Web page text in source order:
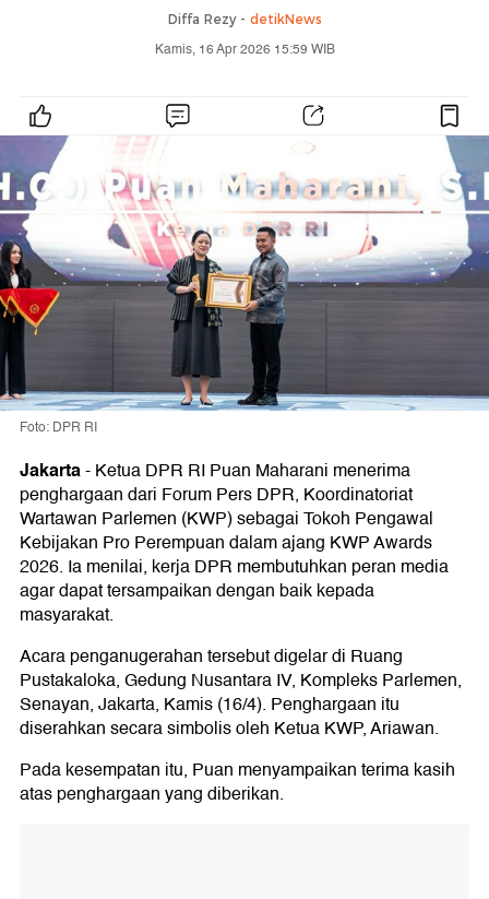
Diffa Rezy - detikNews
Kamis, 16 Apr 2026 15:59 WIB
Foto: DPR RI
Jakarta-Ketua DPR RI Puan Maharani menerima
penghargaan dari Forum Pers DPR, Koordinatoriat
Wartawan Parlemen (KWP) sebagai Tokoh Pengawal
Kebijakan Pro Perempuan dalam ajang KWP Awards
2026. Ia menilai, kerja DPR membutuhkan peran media
agar dapat tersampaikan dengan baik kepada
masyarakat.
Acara penganugerahan tersebut digelar di Ruang
Pustakaloka, Gedung Nusantara IV, Kompleks Parlemen,
Senayan, Jakarta, Kamis (16/4). Penghargaan itu
diserahkan secara simbolis oleh Ketua KWP, Ariawan.
Pada kesempatan itu, Puan menyampaikan terima kasih
atas penghargaan yang diberikan.